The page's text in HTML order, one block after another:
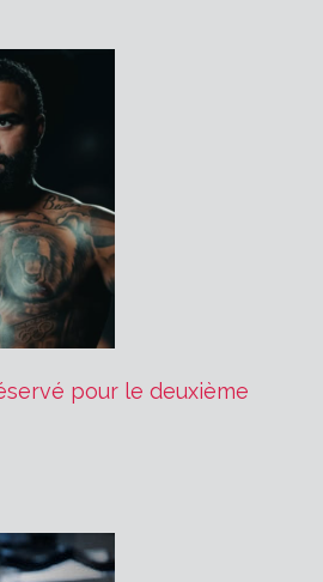
pour le deuxième